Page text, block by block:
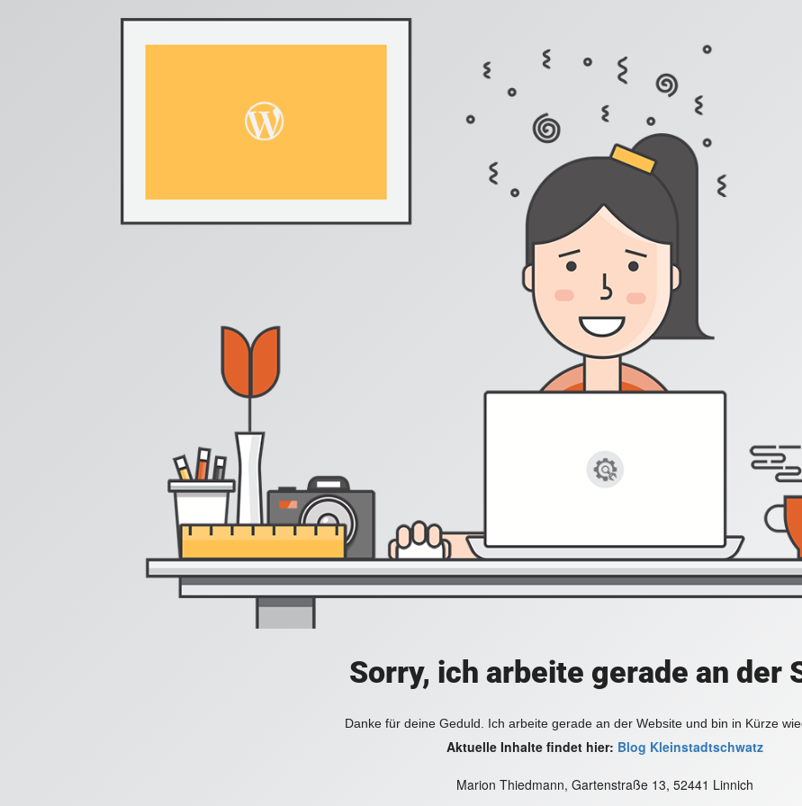
Sorry, ich arbeite gerade an der
Danke für deine Geduld. Ich arbeite gerade an der Website und bin in Kürze
Aktuelle Inhalte findet hier: Blog Kleinstadtschwatz
Marion Thiedmann, Gartenstraße 13, 52441 Linnich